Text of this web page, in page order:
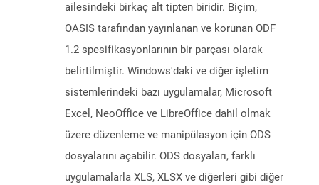
ailesindeki birkaç alt tipten biridir. Biçim,
OASIS tarafından yayınlanan ve korunan ODF
1.2 spesifikasyonlarının bir parçası olarak
belirtilmiştir. Windows'daki ve diğer işletim
sistemlerindeki bazı uygulamalar, Microsoft
Excel, NeoOffice ve LibreOffice dahil olmak
üzere düzenleme ve manipülasyon için ODS
dosyalarını açabilir. ODS dosyaları, farklı
uygulamalarla XLS, XLSX ve diğerleri gibi diğer